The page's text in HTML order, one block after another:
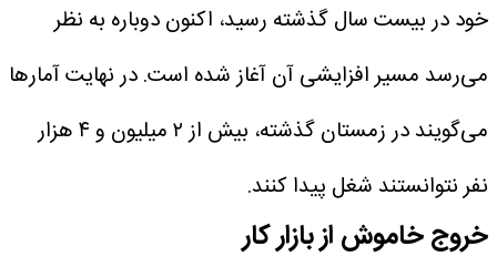
خود در بیست سال گذشته رسید، اکنون دوباره به نظر
می‌رسد مسیر افزایشی آن آغاز شده است. در نهایت آمارها
می‌گویند در زمستان گذشته، بیش از ۲ میلیون و ۴ هزار
نفر نتوانستند شغل پیدا کنند.
خروج خاموش از بازار کار